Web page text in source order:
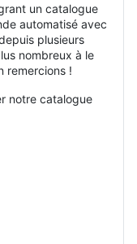
un catalogue
automatisé avec
plusieurs
nombreux à le
remercions !
notre catalogue